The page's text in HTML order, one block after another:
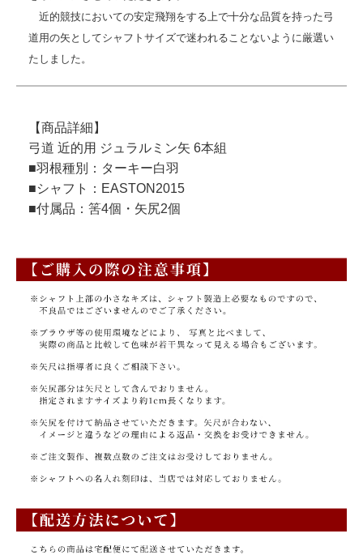
近的競技においての安定飛翔をする上で十分な品質を持った弓
道用の矢としてシャフトサイズで迷われることないように厳選い
たしました。
【商品詳細】
弓道 近的用 ジュラルミン矢 6本組
■羽根種別：ターキー白羽
■シャフト：EASTON2015
■付属品：筈4個・矢尻2個